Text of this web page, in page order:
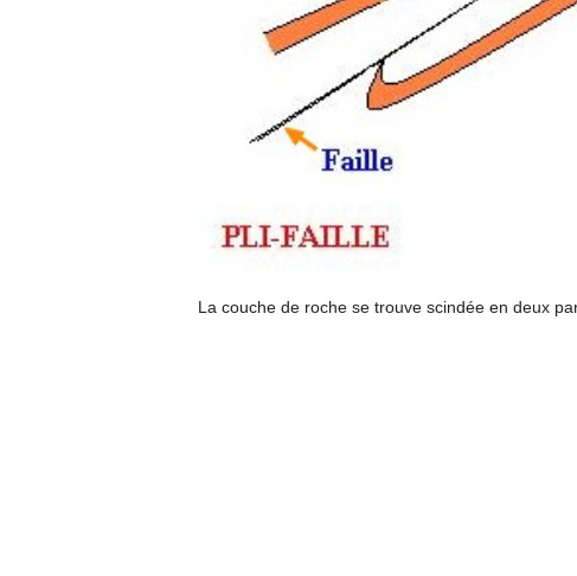
La couche de roche se trouve scindée en deux